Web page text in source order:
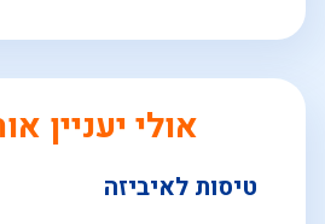
אולי יעניין
טיסות לאיביזה